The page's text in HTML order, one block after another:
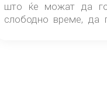
што ќе можат да го
слободно време, да